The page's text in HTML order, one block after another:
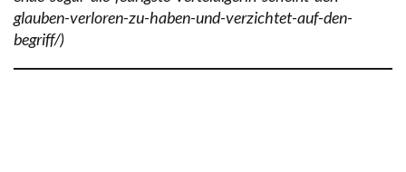
glauben-verloren-zu-haben-und-verzichtet-auf-den-
begriff/)